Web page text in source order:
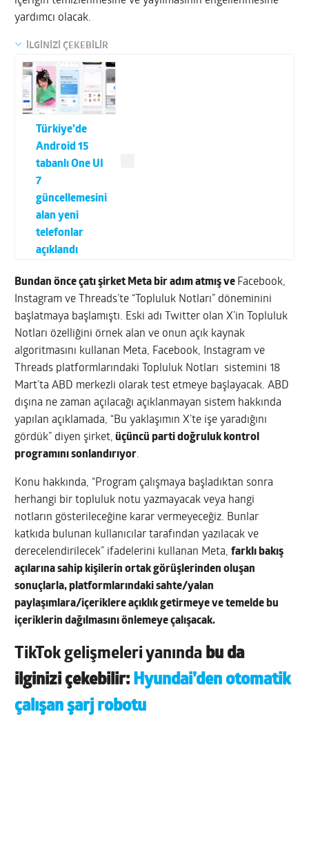
yardımcı olacak.
İLGİNİZİ ÇEKEBİLİR
Türkiye’de
Android 15
tabanlı One UI
7
güncellemesini
alan yeni
telefonlar
açıklandı
Bundan önce çatı şirket Meta bir adım atmış ve Facebook,
Instagram ve Threads’te “Topluluk Notları” döneminini
başlatmaya başlamıştı. Eski adı Twitter olan X’in Topluluk
Notları özelliğini örnek alan ve onun açık kaynak
algoritmasını kullanan Meta, Facebook, Instagram ve
Threads platformlarındaki Topluluk Notları sistemini 18
Mart’ta ABD merkezli olarak test etmeye başlayacak. ABD
dışına ne zaman açılacağı açıklanmayan sistem hakkında
yapılan açıklamada, “Bu yaklaşımın X’te işe yaradığını
gördük” diyen şirket, üçüncü parti doğruluk kontrol
programını sonlandırıyor.
Konu hakkında, “Program çalışmaya başladıktan sonra
herhangi bir topluluk notu yazmayacak veya hangi
notların gösterileceğine karar vermeyeceğiz. Bunlar
katkıda bulunan kullanıcılar tarafından yazılacak ve
derecelendirilecek” ifadelerini kullanan Meta,farklı bakış
açılarına sahip kişilerin ortak görüşlerinden oluşan
sonuçlarla, platformlarındaki sahte/yalan
paylaşımlara/içeriklere açıklık getirmeye ve temelde bu
içeriklerin dağılmasını önlemeye çalışacak.
TikTok gelişmeleri yanında bu da
ilginizi çekebilir: Hyundai’den otomatik
çalışan şarj robotu